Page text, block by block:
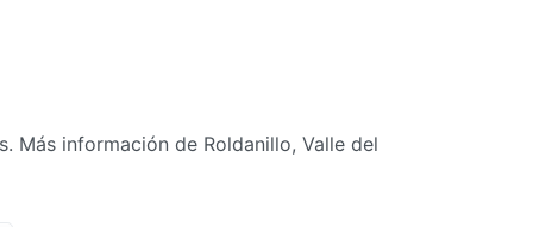
Más información de Roldanillo, Valle del